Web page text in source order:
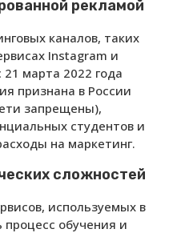
рекламой
каналов, таких
Instagram и
марта 2022 года
признана в России
запрещены),
студентов и
на маркетинг.
сложностей
используемых в
обучения и